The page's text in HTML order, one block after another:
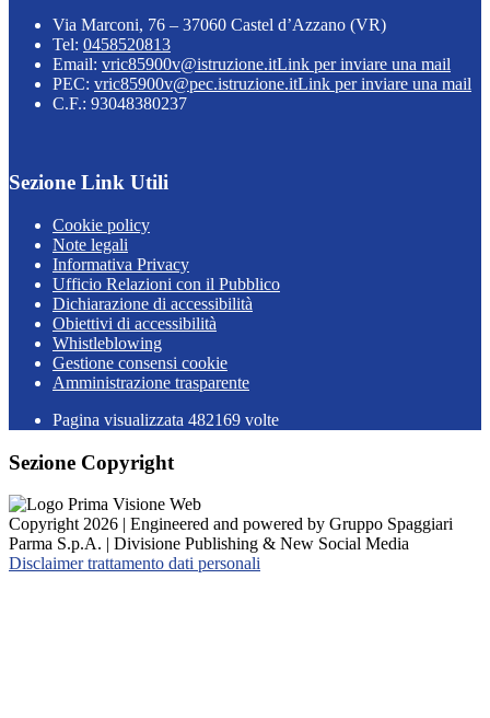
Via Marconi, 76 – 37060 Castel d’Azzano (VR)
Tel: 0458520813
Email: vric85900v@istruzione.itLink per inviare una mail
PEC: vric85900v@pec.istruzione.itLink per inviare una mail
C.F.: 93048380237
Sezione Link Utili
Cookie policy
Note legali
Informativa Privacy
Ufficio Relazioni con il Pubblico
Dichiarazione di accessibilità
Obiettivi di accessibilità
Whistleblowing
Gestione consensi cookie
Amministrazione trasparente
Pagina visualizzata 482169 volte
Sezione Copyright
Copyright 2026 | Engineered and powered by Gruppo Spaggiari
Parma S.p.A. | Divisione Publishing & New Social Media
Disclaimer trattamento dati personali